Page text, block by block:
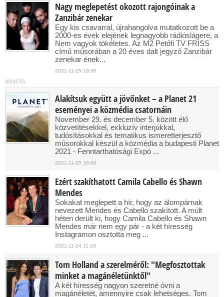
Nagy meglepetést okozott rajongóinak a
Zanzibár zenekar
Egy kis csavarral, újrahangolva mutatkozott be a
2000-es évek elejének legnagyobb rádióslágere, a
Nem vagyok tökéletes. Az M2 Petőfi TV FRISS
című műsorában a 20 éves dalt jegyző Zanzibár
zenekar ének...
2021-11-25 19:30
HÍRDETÉS
Alakítsuk együtt a jövőnket – a Planet 21
eseményei a közmédia csatornáin
November 29. és december 5. között élő
közvetítésekkel, exkluzív interjúkkal,
tudósításokkal és tematikus ismeretterjesztő
műsorokkal készül a közmédia a budapesti Planet
2021 - Fenntarthatósági Expó ...
2021-11-25 18:00
Ezért szakíthatott Camila Cabello és Shawn
Mendes
Sokakat meglepett a hír, hogy az álompárnak
nevezett Mendes és Cabello szakított. A múlt
héten derült ki, hogy Camila Cabello és Shawn
Mendes már nem egy pár - a két híresség
Instagramon osztotta meg ...
2021-11-24 11:19
Tom Holland a szerelméről: "Megfosztottak
minket a magánéletünktől"
A két híresség nagyon szeretné óvni a
magánéletét, amennyire csak lehetséges. Tom